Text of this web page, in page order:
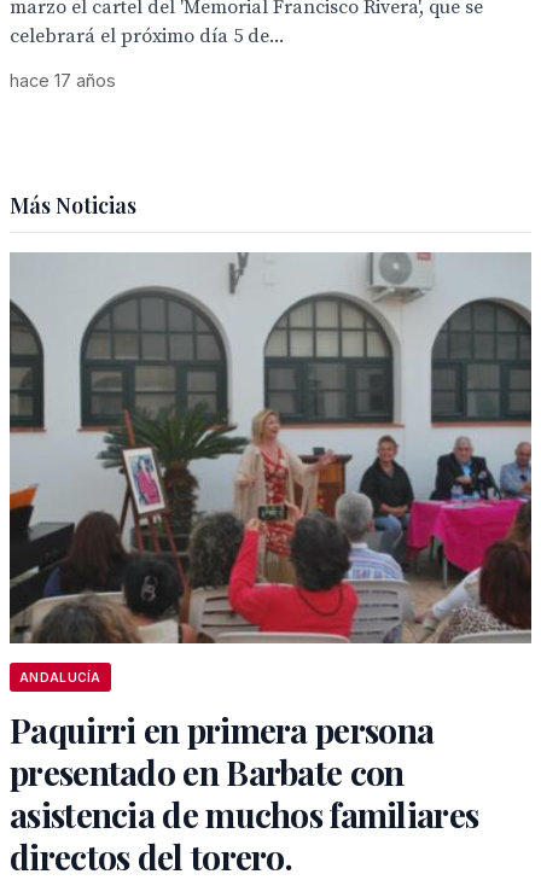
marzo el cartel del 'Memorial Francisco Rivera', que se
celebrará el próximo día 5 de...
hace 17 años
Más Noticias
ANDALUCÍA
Paquirri en primera persona
presentado en Barbate con
asistencia de muchos familiares
directos del torero.